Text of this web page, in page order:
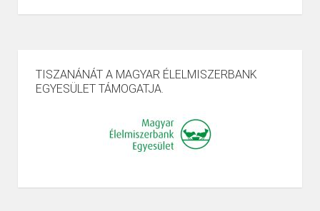
TISZANÁNÁT A MAGYAR ÉLELMISZERBANK
EGYESÜLET TÁMOGATJA.